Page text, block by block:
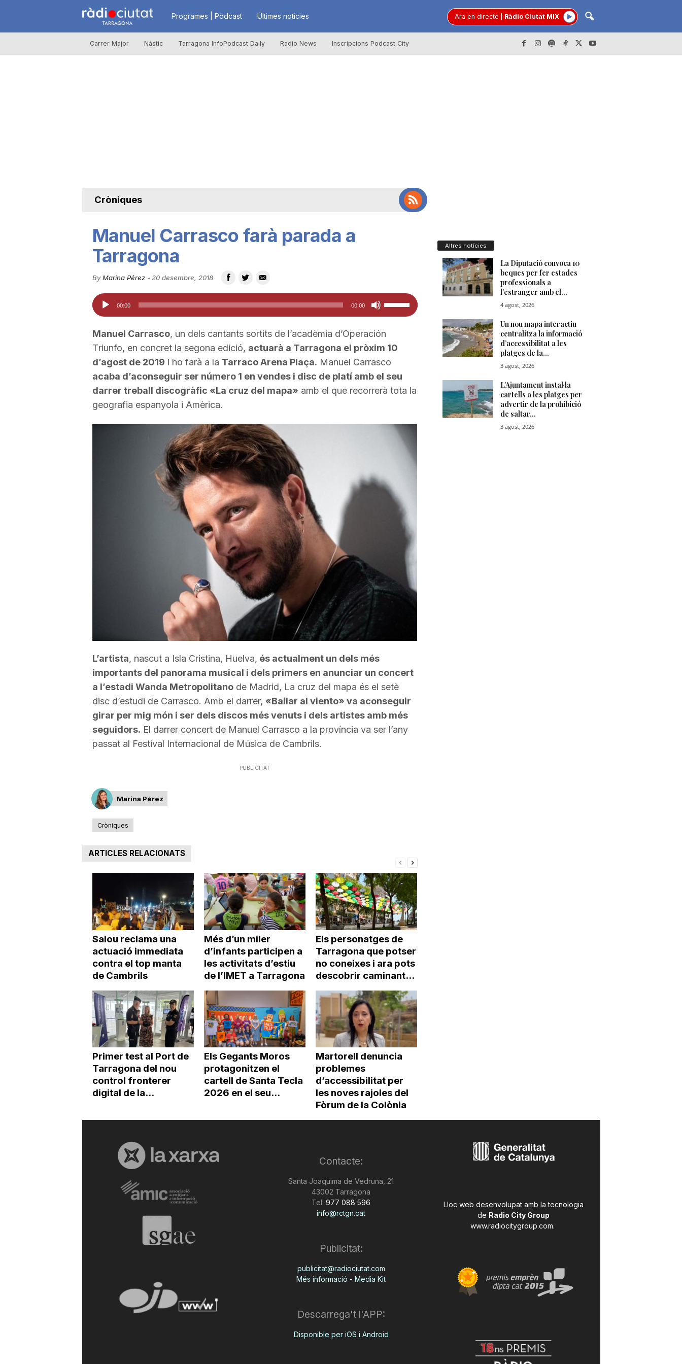
R
à
u
t
a
d
e
a
a
Programes | Pòdcast Últimes notícies Ara en directe Ràdio Ciutat MIX
Carrer Major Nàstic Tarragona InfoPodcast Daily Radio News Inscripcions Podcast City
Cròniques
Manuel Carrasco farà parada a
Tarragona
By Marina Pérez- 20 desembre, 2018
Reproductor
d'àudio
00:00 00:00
Feu
servir
les
tecles
de
fletxa
cap
per
incrementar
disminuir
volum.
Manuel Carrasco, un dels cantants sortits de l’acadèmia d’Operación
Triunfo, en concret la segona edició, actuarà a Tarragona el pròxim 10
d’agost de 2019 i ho farà a la TarracoArena Plaça. Manuel Carrasco
acaba d’aconseguir ser número 1 en vendes i disc de platí amb el seu
darrer treball discogràfic «La cruz del mapa» amb el que recorrerà tota la
geografia espanyola i Amèrica.
L’artista, nascut a Isla Cristina, Huelva, és actualment un dels més
importants del panorama musical i dels primers en anunciar un concert
a l’estadi Wanda Metropolitanode Madrid, La cruz del mapa és el setè
disc d’estudi de Carrasco. Amb el darrer, «Bailar al viento» va aconseguir
girar per mig món i ser dels discos més venuts i dels artistes amb més
seguidors. El darrer concert de Manuel Carrasco a la província va ser l’any
passat al Festival Internacional de Música de Cambrils.
PUBLICITAT
Marina Pérez
Cròniques
ARTICLES RELACIONATS
Salou reclama una
actuació immediata
contra el top manta
de Cambrils
Més d’un miler
d’infants participen a
les activitats d’estiu
de l’IMET a Tarragona
Els personatges de
Tarragona que potser
no coneixes i ara pots
descobrir caminant...
Primer test al Port de
Tarragona del nou
control fronterer
digital de la...
Els Gegants Moros
protagonitzen el
cartell de Santa Tecla
2026 en el seu...
Martorell denuncia
problemes
d’accessibilitat per
les noves rajoles del
Fòrum de la Colònia
Altres notícies
Contacte:
Santa Joaquima de Vedruna, 21
43002 Tarragona
Tel: 977 088 596
info@rctgn.cat
Publicitat:
publicitat@radiociutat.com
Més informació - Media Kit
Descarrega't l'APP:
Disponible per iOS i Android
Lloc web desenvolupat amb la tecnologia
de Radio City Group
www.radiocitygroup.com.